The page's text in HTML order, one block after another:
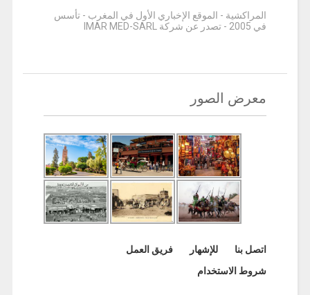
المراكشية - الموقع الإخباري الأول في المغرب - تأسس
في 2005 - تصدر عن شركة IMAR MED-SARL
معرض الصور
اتصل بنا للإشهار
فريق العمل
شروط الاستخدام